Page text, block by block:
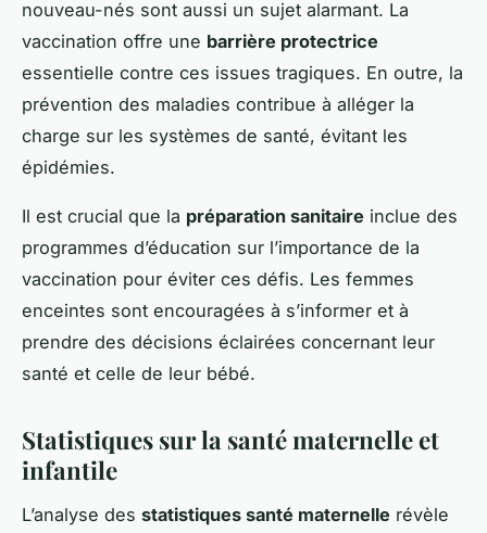
nouveau-nés sont aussi un sujet alarmant. La
vaccination offre une barrière protectrice
essentielle contre ces issues tragiques. En outre, la
prévention des maladies contribue à alléger la
charge sur les systèmes de santé, évitant les
épidémies.
Il est crucial que la préparation sanitaire inclue des
programmes d’éducation sur l’importance de la
vaccination pour éviter ces défis. Les femmes
enceintes sont encouragées à s’informer et à
prendre des décisions éclairées concernant leur
santé et celle de leur bébé.
Statistiques sur la santé maternelle et
infantile
L’analyse des statistiques santé maternelle révèle